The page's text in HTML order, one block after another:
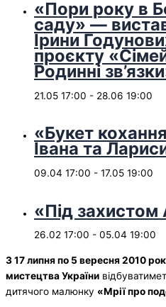
«Пори року в
саду» —
Ірини
проєкту
Родинні
21.05 17:00 - 28.06 19:00
«Букет
Івана та
09.04 17:00 - 17.05 19:00
«Під захистом
26.02 17:00 - 05.04 19:00
З 17 липня по 5 вересня 2010
мистецтва України
дитячого малюнку «Мрії про